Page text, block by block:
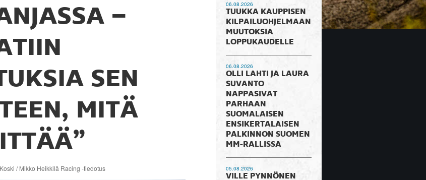
–
SEN
MITÄ
/ Mikko Heikkilä Racing -tiedotus
06.08.2026
TUUKKA KAUPPISEN
KILPAILUOHJELMAAN
MUUTOKSIA
LOPPUKAUDELLE
06.08.2026
OLLI LAHTI JA LAURA
SUVANTO
NAPPASIVAT
PARHAAN
SUOMALAISEN
ENSIKERTALAISEN
PALKINNON SUOMEN
MM-RALLISSA
05.08.2026
VILLE PYNNÖNEN